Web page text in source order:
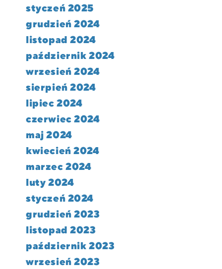
styczeń 2025
grudzień 2024
listopad 2024
październik 2024
wrzesień 2024
sierpień 2024
lipiec 2024
czerwiec 2024
maj 2024
kwiecień 2024
marzec 2024
luty 2024
styczeń 2024
grudzień 2023
listopad 2023
październik 2023
wrzesień 2023